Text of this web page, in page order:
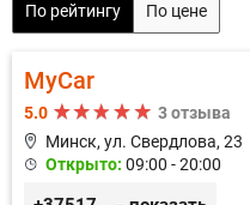
По рейтингу По цене
MyCar
5.0
3 отзыва
Минск, ул. Свердлова, 23
Открыто: 09:00 - 20:00